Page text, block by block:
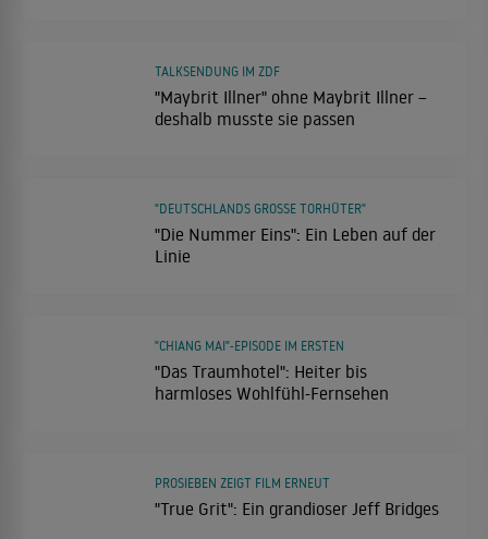
"Maybrit Illner" ohne Maybrit Illner –
deshalb musste sie passen
TALKSENDUNG IM ZDF
"Die Nummer Eins": Ein Leben auf der
Linie
"DEUTSCHLANDS GROSSE TORHÜTER"
"Das Traumhotel": Heiter bis
harmloses Wohlfühl-Fernsehen
"CHIANG MAI"-EPISODE IM ERSTEN
"True Grit": Ein grandioser Jeff Bridges
PROSIEBEN ZEIGT FILM ERNEUT